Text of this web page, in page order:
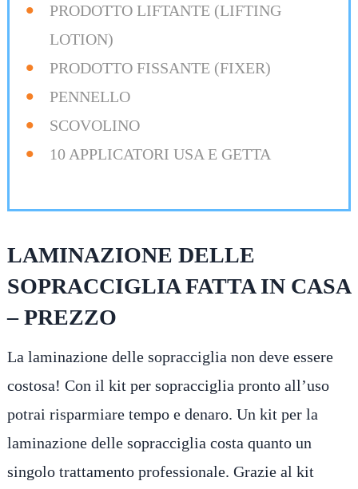
PRODOTTO LIFTANTE (LIFTING
LOTION)
PRODOTTO FISSANTE (FIXER)
PENNELLO
SCOVOLINO
10 APPLICATORI USA E GETTA
LAMINAZIONE DELLE
SOPRACCIGLIA FATTA IN CASA
– PREZZO
La laminazione delle sopracciglia non deve essere
costosa! Con il kit per sopracciglia pronto all’uso
potrai risparmiare tempo e denaro. Un kit per la
laminazione delle sopracciglia costa quanto un
singolo trattamento professionale. Grazie al kit